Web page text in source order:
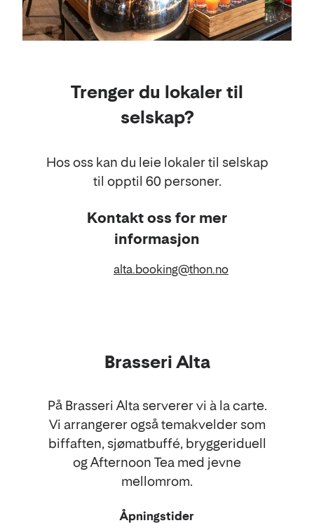
Trenger du lokaler til
selskap?
Hos oss kan du leie lokaler til selskap
til opptil 60 personer.
Kontakt oss for mer
informasjon
alta.booking@thon.no
Brasseri Alta
På Brasseri Alta serverer vi à la carte.
Vi arrangerer også temakvelder som
biffaften, sjømatbuffé, bryggeriduell
og Afternoon Tea med jevne
mellomrom.
Åpningstider